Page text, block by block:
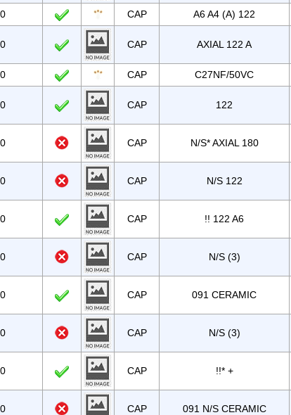
CAP A6 A4 (A) 122
CAP AXIAL 122 A
CAP C27NF/50VC
CAP 122
CAP N/S* AXIAL 180
CAP N/S 122
CAP !! 122 A6
CAP N/S (3)
CAP 091 CERAMIC
CAP N/S (3)
CAP !!* +
CAP 091 N/S CERAMIC